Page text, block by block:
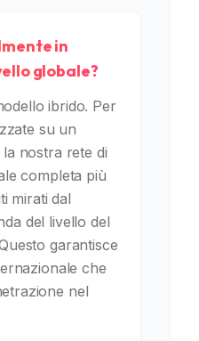
in
globale?
ibrido. Per
su un
nostra rete di
completa più
mirati dal
del livello del
garantisce
che
nel